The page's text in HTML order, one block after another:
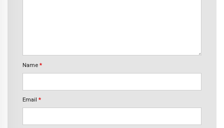
Name *
Email *